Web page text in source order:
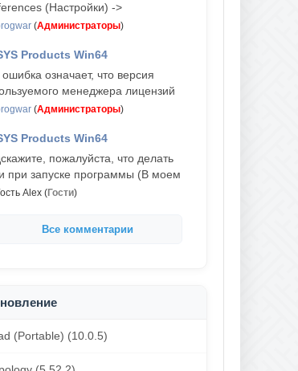
(Настройки) ->
(Администраторы)
Products Win64
означает, что версия
менеджера лицензий
(Администраторы)
Products Win64
пожалуйста, что делать
при запуске программы (В моем
Alex (Гости)
Все комментарии
(Portable) (10.0.5)